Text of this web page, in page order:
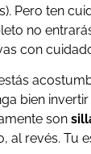
Pero ten
no
con
bien
son
al revés. Tu